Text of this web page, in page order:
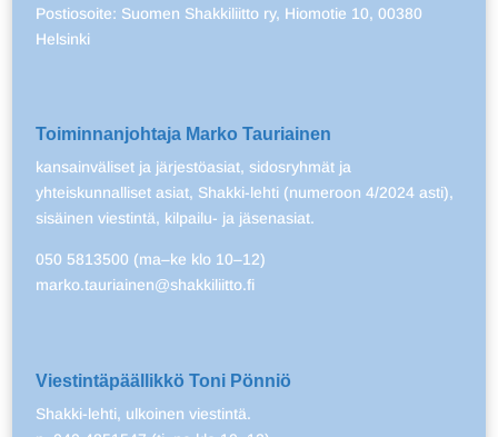
Postiosoite: Suomen Shakkiliitto ry, Hiomotie 10, 00380
Helsinki
Toiminnanjohtaja Marko Tauriainen
kansainväliset ja järjestöasiat, sidosryhmät ja
yhteiskunnalliset asiat, Shakki-lehti (numeroon 4/2024 asti),
sisäinen viestintä, kilpailu- ja jäsenasiat.
050 5813500 (ma–ke klo 10–12)
marko.tauriainen@shakkiliitto.fi
Viestintäpäällikkö Toni Pönniö
Shakki-lehti, ulkoinen viestintä.